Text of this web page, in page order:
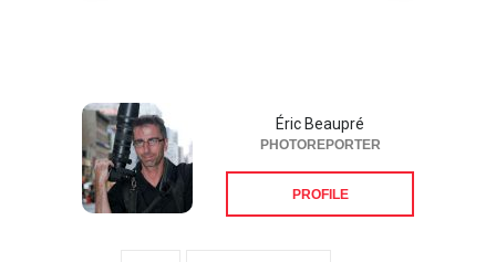
Éric Beaupré
PHOTOREPORTER
PROFILE